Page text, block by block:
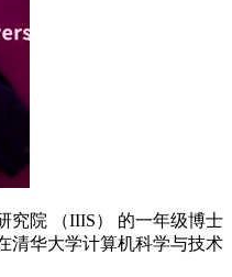
院 （IIIS） 的一年级博士
清华大学计算机科学与技术